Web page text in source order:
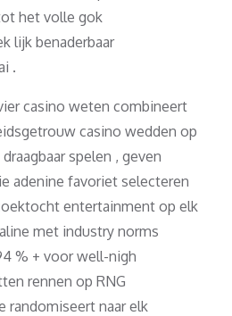
het volle gok
lijk benaderbaar
.
casino weten combineert
casino wedden op
spelen , geven
adenine favoriet selecteren
entertainment op elk
met industry norms
% + voor well-nigh
rennen op RNG
randomiseert naar elk